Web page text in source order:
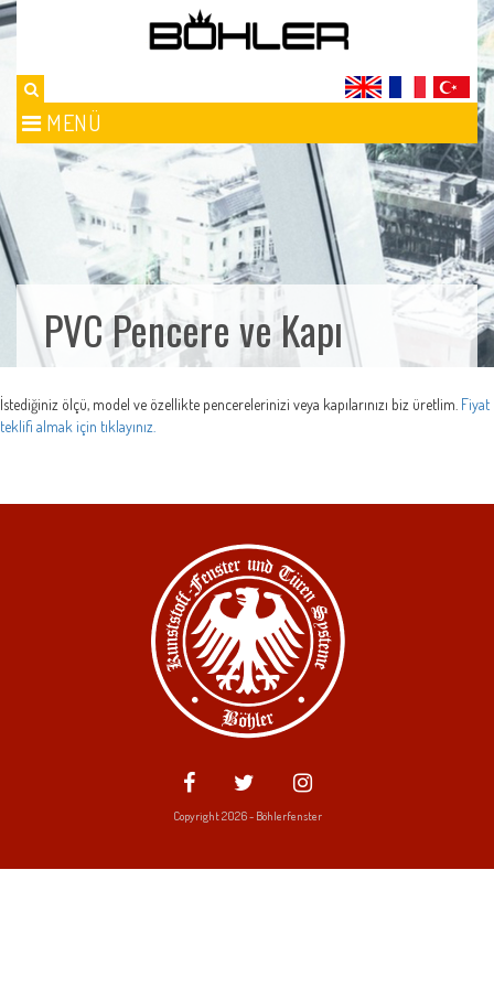
MENÜ
PVC Pencere ve Kapı
İstediğiniz ölçü, model ve özellikte pencerelerinizi veya kapılarınızı biz üretlim. Fiyat
teklifi almak için tıklayınız.
Copyright 2026 - Böhlerfenster